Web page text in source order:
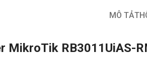
MÔ TẢ
MikroTik RB3011UiAS-